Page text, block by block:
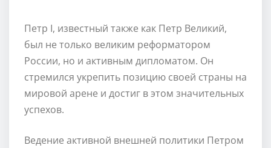
Петр I, известный также как Петр Великий,
был не только великим реформатором
России, но и активным дипломатом. Он
стремился укрепить позицию своей страны на
мировой арене и достиг в этом значительных
успехов.
Ведение активной внешней политики Петром